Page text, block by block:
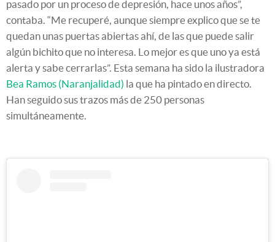
pasado por un proceso de depresión, hace unos años”,
contaba. “Me recuperé, aunque siempre explico que se te
quedan unas puertas abiertas ahí, de las que puede salir
algún bichito que no interesa. Lo mejor es que uno ya está
alerta y sabe cerrarlas”. Esta semana ha sido la ilustradora
Bea Ramos (Naranjalidad) la que ha pintado en directo.
Han seguido sus trazos más de 250 personas
simultáneamente.